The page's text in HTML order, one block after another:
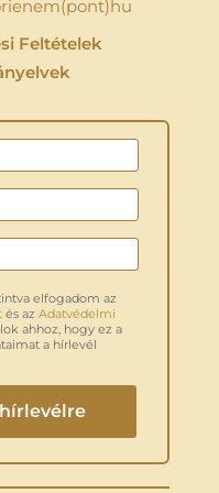
Feltételek
elfogadom az
és az Adatvédelmi
ahhoz, hogy ez a
a hírlevél